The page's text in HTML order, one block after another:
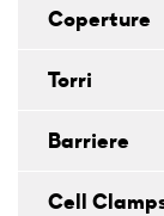
Coperture
Torri
Barriere
Cell